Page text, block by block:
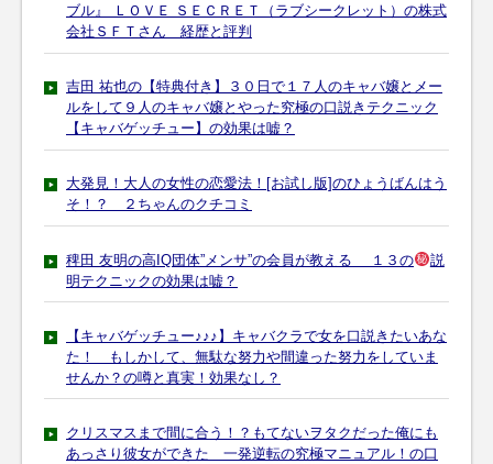
ブル』 ＬＯＶＥ ＳＥＣＲＥＴ（ラブシークレット）の株式
会社ＳＦＴさん 経歴と評判
吉田 祐也の【特典付き】３０日で１７人のキャバ嬢とメー
ルをして９人のキャバ嬢とやった究極の口説きテクニック
【キャバゲッチュー】の効果は嘘？
大発見！大人の女性の恋愛法！[お試し版]のひょうばんはう
そ！？ ２ちゃんのクチコミ
稗田 友明の高IQ団体”メンサ”の会員が教える １３の
説
明テクニックの効果は嘘？
【キャバゲッチュー♪♪♪】キャバクラで女を口説きたいあな
た！ もしかして、無駄な努力や間違った努力をしていま
せんか？の噂と真実！効果なし？
クリスマスまで間に合う！？もてないヲタクだった俺にも
あっさり彼女ができた 一発逆転の究極マニュアル！の口